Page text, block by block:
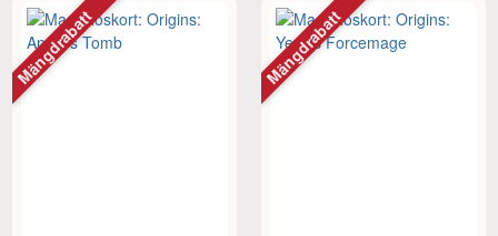
Mängdrabatt Mängdrabatt